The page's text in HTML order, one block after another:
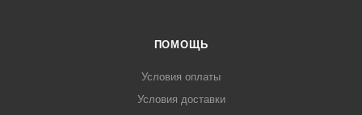
ПОМОЩЬ
Условия оплаты
Условия доставки